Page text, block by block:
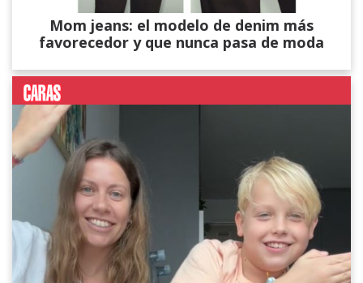
Mom jeans: el modelo de denim más
favorecedor y que nunca pasa de moda